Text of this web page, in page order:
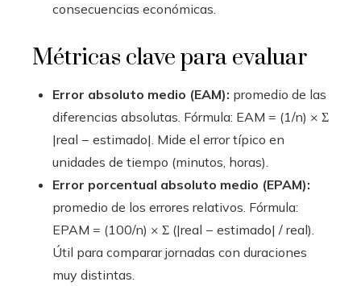
consecuencias económicas.
Métricas clave para evaluar
Error absoluto medio (EAM): promedio de las
diferencias absolutas. Fórmula: EAM = (1/n) × Σ
|real − estimado|. Mide el error típico en
unidades de tiempo (minutos, horas).
Error porcentual absoluto medio (EPAM):
promedio de los errores relativos. Fórmula:
EPAM = (100/n) × Σ (|real − estimado| / real).
Útil para comparar jornadas con duraciones
muy distintas.